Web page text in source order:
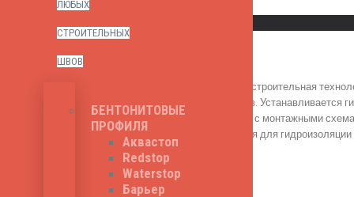
ЛЮБЫХ
СТРОИТЕЛЬНЫХ
ШВОВ
БЕНТОНИТОВЫЕ
ПРОФИЛЯ
Аквастоп
Redstop
Waterstop
Барьер
Полифлекс АР 200 - строительная
технологических швов. Устанавливается
строгом соответствии с монтажными
Серия АР применяется для
брусе - -40 С.
360₽